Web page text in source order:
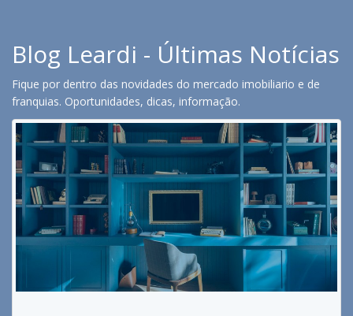
Blog Leardi - Últimas Notícias
Fique por dentro das novidades do mercado imobiliario e de
franquias. Oportunidades, dicas, informação.